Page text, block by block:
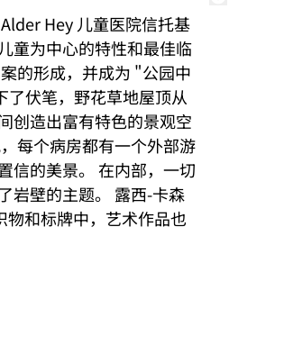
Hey 儿童医院信托基
童为中心的特性和最佳临
的形成，并成为 "公园中
伏笔，野花草地屋顶从
造出富有特色的景观空
每个病房都有一个外部游
的美景。 在内部，一切
壁的主题。 露西-卡森
和标牌中，艺术作品也